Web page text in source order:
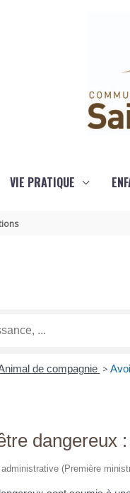
VIE PRATIQUE
de compagnie >
dangereux
(Première